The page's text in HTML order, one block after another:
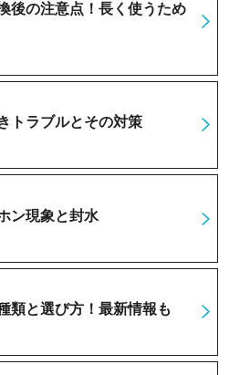
後の注意点！長く使うため
トラブルとその対策
ン現象と封水
類と選び方！最新情報も